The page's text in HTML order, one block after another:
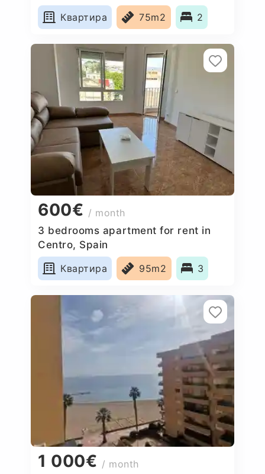
Квартира
75m2 2
600€ / month
3 bedrooms apartment for rent in
Centro, Spain
Квартира
95m2 3
1 000€ / month